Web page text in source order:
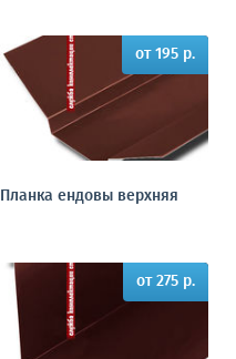
от 195 р.
Планка ендовы верхняя
от 275 р.